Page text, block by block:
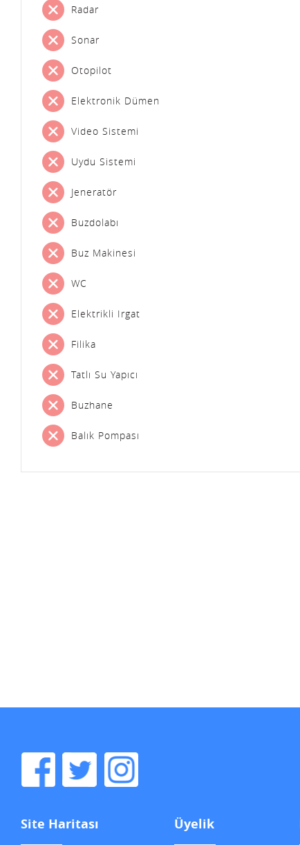
Radar
Sonar
Otopilot
Elektronik Dümen
Video Sistemi
Uydu Sistemi
Jeneratör
Buzdolabı
Buz Makinesi
WC
Elektrikli Irgat
Filika
Tatlı Su Yapıcı
Buzhane
Balık Pompası
Site Haritası Üyelik